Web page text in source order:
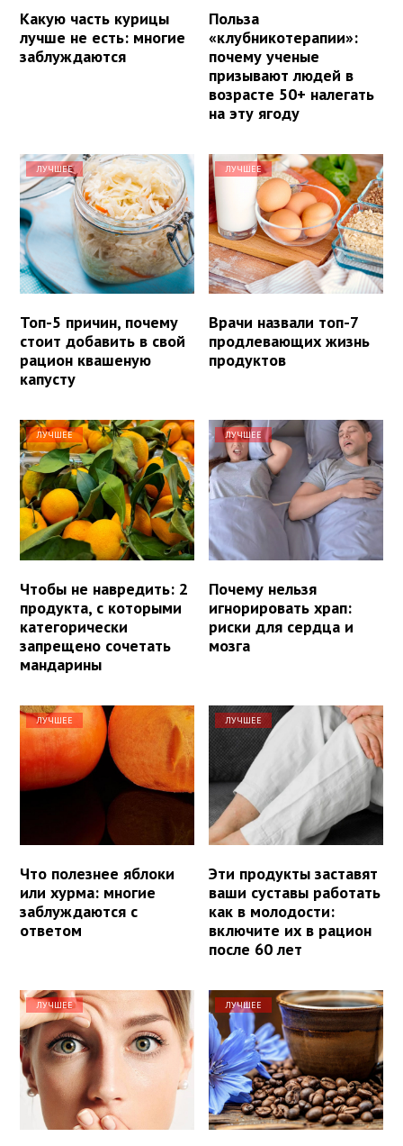
Какую часть курицы
лучше не есть: многие
заблуждаются
Польза
«клубникотерапии»:
почему ученые
призывают людей в
возрасте 50+ налегать
на эту ягоду
ЛУЧШЕЕ
Топ-5 причин, почему
стоит добавить в свой
рацион квашеную
капусту
ЛУЧШЕЕ
Врачи назвали топ-7
продлевающих жизнь
продуктов
ЛУЧШЕЕ
Чтобы не навредить: 2
продукта, с которыми
категорически
запрещено сочетать
мандарины
ЛУЧШЕЕ
Почему нельзя
игнорировать храп:
риски для сердца и
мозга
ЛУЧШЕЕ
Что полезнее яблоки
или хурма: многие
заблуждаются с
ответом
ЛУЧШЕЕ
Эти продукты заставят
ваши суставы работать
как в молодости:
включите их в рацион
после 60 лет
ЛУЧШЕЕ ЛУЧШЕЕ